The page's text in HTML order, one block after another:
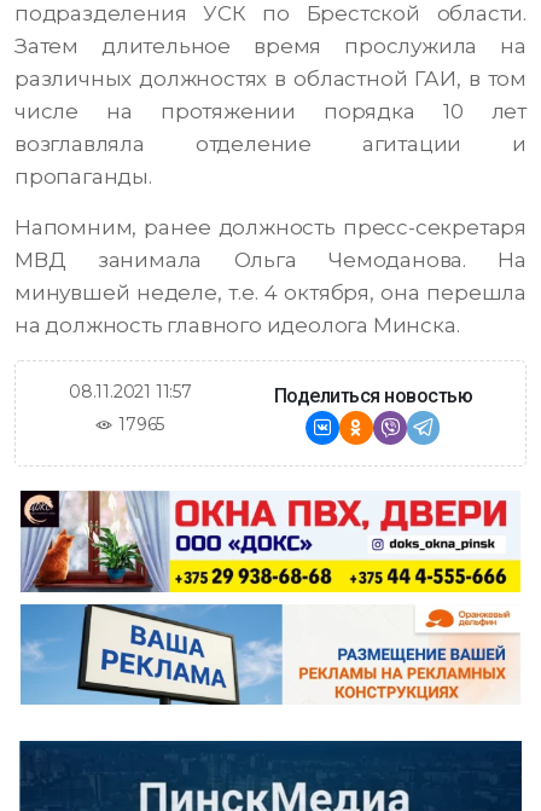
подразделения УСК по Брестской области.
Затем длительное время прослужила на
различных должностях в областной ГАИ, в том
числе на протяжении порядка 10 лет
возглавляла отделение агитации и
пропаганды.
Напомним, ранее должность пресс-секретаря
МВД занимала Ольга Чемоданова. На
минувшей неделе, т.е. 4 октября, она перешла
на должность главного идеолога Минска.
08.11.2021 11:57
17965
Поделиться новостью